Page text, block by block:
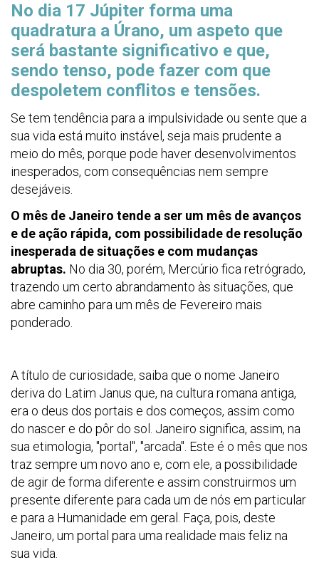
No dia 17 Júpiter forma uma
quadratura a Úrano, um aspeto que
será bastante significativo e que,
sendo tenso, pode fazer com que
despoletem conflitos e tensões.
Se tem tendência para a impulsividade ou sente que a
sua vida está muito instável, seja mais prudente a
meio do mês, porque pode haver desenvolvimentos
inesperados, com consequências nem sempre
desejáveis.
O mês de Janeiro tende a ser um mês de avanços
e de ação rápida, com possibilidade de resolução
inesperada de situações e com mudanças
abruptas. No dia 30, porém, Mercúrio fica retrógrado,
trazendo um certo abrandamento às situações, que
abre caminho para um mês de Fevereiro mais
ponderado.
A título de curiosidade, saiba que o nome Janeiro
deriva do Latim Janus que, na cultura romana antiga,
era o deus dos portais e dos começos, assim como
do nascer e do pôr do sol. Janeiro significa, assim, na
sua etimologia, "portal", "arcada". Este é o mês que nos
traz sempre um novo ano e, com ele, a possibilidade
de agir de forma diferente e assim construirmos um
presente diferente para cada um de nós em particular
e para a Humanidade em geral. Faça, pois, deste
Janeiro, um portal para uma realidade mais feliz na
sua vida.